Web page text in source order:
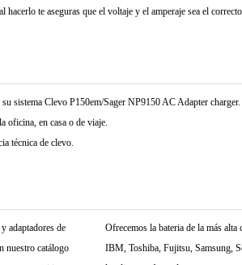
te aseguras que el voltaje y el amperaje sea el
sistema Clevo P150em/Sager NP9150 AC Adapter charger.
oficina, en casa o de viaje.
técnica de clevo.
adaptadores de
nuestro catálogo
Ofrecemos la bateria de la más
IBM, Toshiba, Fujitsu, Samsung,